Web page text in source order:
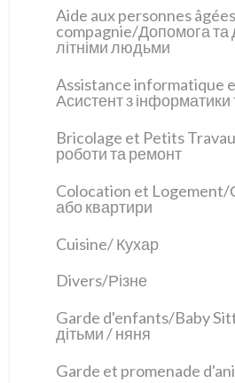
Aide aux personnes
compagnie/Допомога та
літніми людьми
Assistance informatique
Асистент з інформатики
Bricolage et Petits
роботи та ремонт
Colocation et Logement/
або квартири
Cuisine/ Кухар
Divers/Різне
Garde d'enfants/Baby
дітьми / няня
Garde et promenade